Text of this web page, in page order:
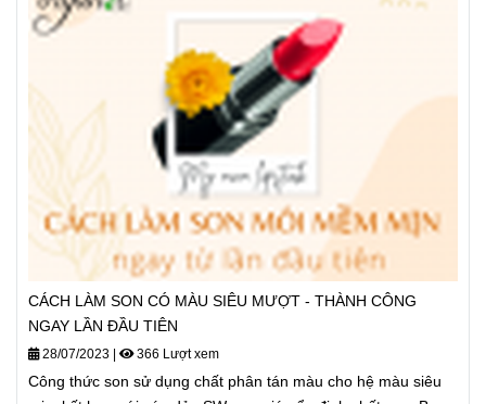
CÁCH LÀM SON CÓ MÀU SIÊU MƯỢT - THÀNH CÔNG
NGAY LẦN ĐẦU TIÊN
28/07/2023 366 Lượt xem
Công thức son sử dụng chất phân tán màu cho hệ màu siêu